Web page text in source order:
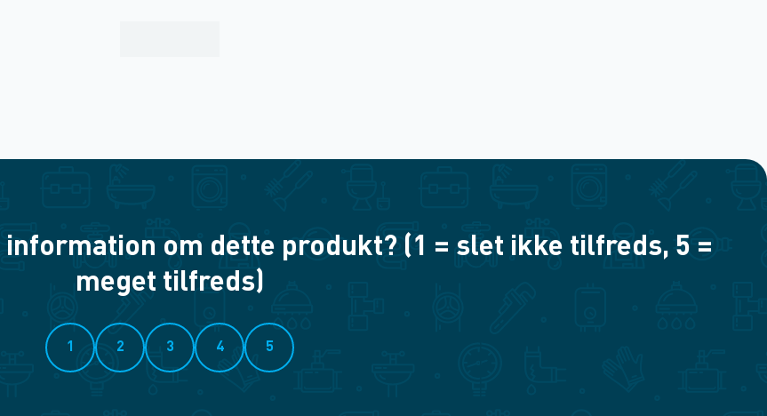
om dette produkt? (1 = slet ikke tilfreds, 5 =
meget tilfreds)
1 2 3 4 5